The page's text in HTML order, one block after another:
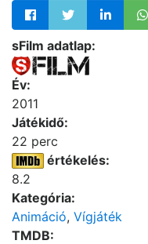
sFilm adatlap:
Év:
2011
Játékidő:
22 perc
értékelés:
8.2
Kategória:
Animáció, Vígjáték
TMDB: